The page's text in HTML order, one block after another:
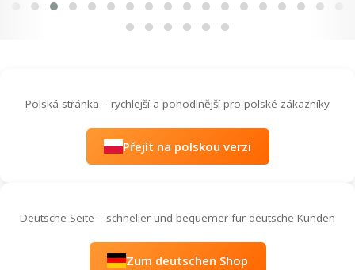
Polská stránka – rychlejší a pohodlnější pro polské zákazníky
Přejít na polskou verzi
Deutsche Seite – schneller und bequemer für deutsche Kunden
Zum deutschen Shop